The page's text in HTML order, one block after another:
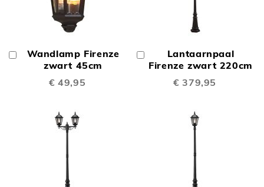
Wandlamp Firenze
zwart 45cm
€ 49,95
Winkelwagen
Lantaarnpaal
Firenze zwart 220cm
€ 379,95
Winkelwagen